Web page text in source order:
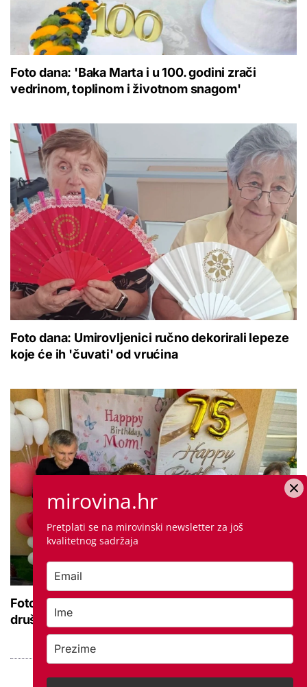
Foto dana: 'Baka Marta i u 100. godini zrači
vedrinom, toplinom i životnom snagom'
Foto dana: Umirovljenici ručno dekorirali lepeze
koje će ih 'čuvati' od vrućina
Foto dana: Umirovljenica Dragica u dobrom
društvu proslavila 75. rođendan
mirovina.hr
Pretplati se na mirovinski newsletter za još
kvalitetnog sadržaja